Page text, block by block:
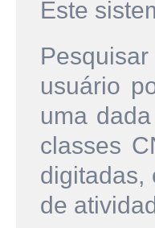
Este
usuário
uma
classes
digitadas,
de